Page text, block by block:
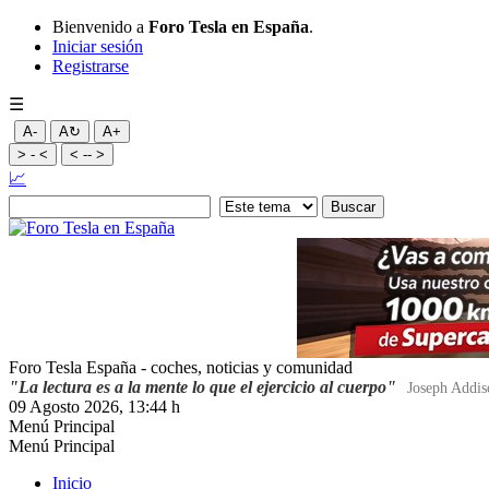
Bienvenido a Foro Tesla en España.
Iniciar sesión
Registrarse
☰
A- A↻
A+
> - <
< -- >
📈
Foro Tesla España - coches, noticias y comunidad
"La lectura es a la mente lo que el ejercicio al cuerpo"
Joseph
09 Agosto 2026, 13:44 h
Menú Principal
Menú Principal
Inicio